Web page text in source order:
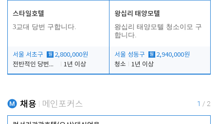
스타일호텔
3교대 당번 구합니다.
서울 서초구 월 2,800,000원
전반적인 당번업무
1년 이상
왕십리 태양모텔
왕십리 태양모텔 청소이모 구
합니다.
서울 성동구 월 2,940,000원
청소
1년 이상
채용 메인포커스 1 / 2